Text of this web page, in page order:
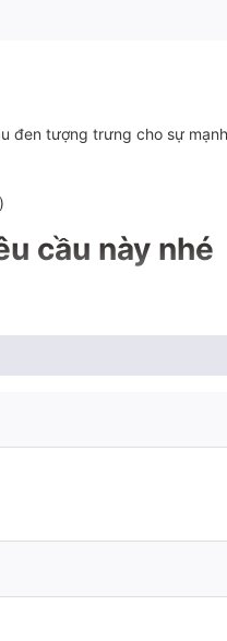
đen tượng trưng cho sự
cầu này nhé